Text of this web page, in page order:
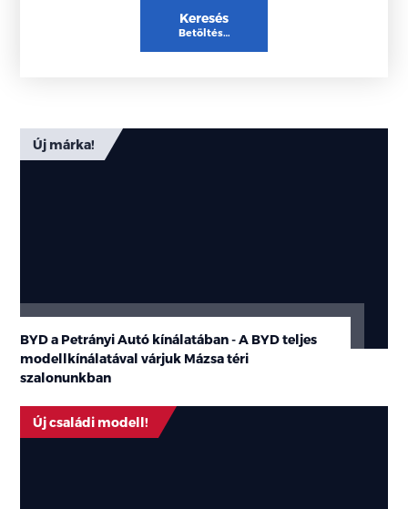
Keresés
Betöltés…
Kiemelt
BYD a Petrányi Autó kínálatában - A BYD teljes
modellkínálatával várjuk Mázsa téri
szalonunkban
Új márka!
Új családi modell!